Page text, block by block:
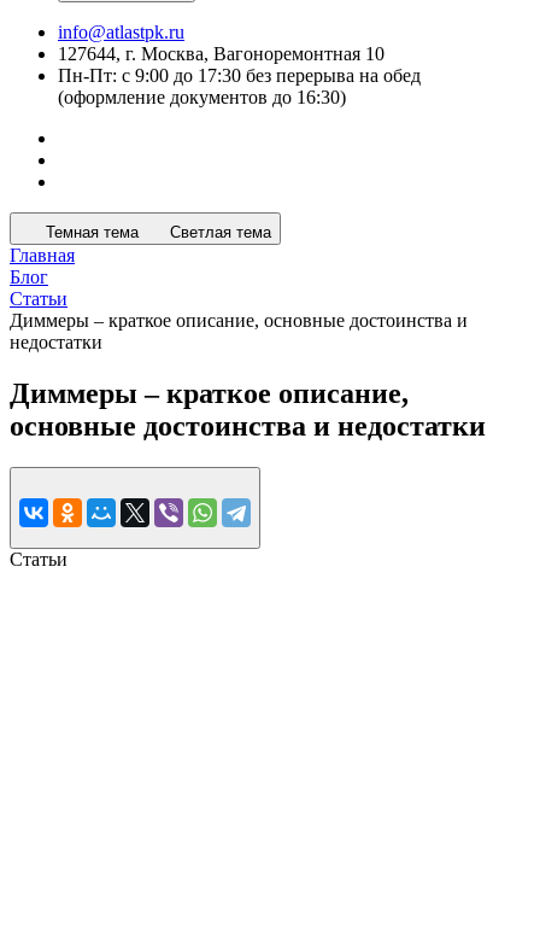
info@atlastpk.ru
127644, г. Москва, Вагоноремонтная 10
Пн-Пт: с 9:00 до 17:30 без перерыва на обед
(оформление документов до 16:30)
Темная тема Светлая тема
Главная
Блог
Статьи
Диммеры – краткое описание, основные достоинства и
недостатки
Диммеры – краткое описание,
основные достоинства и недостатки
Статьи